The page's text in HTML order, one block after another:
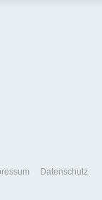
Datenschutz